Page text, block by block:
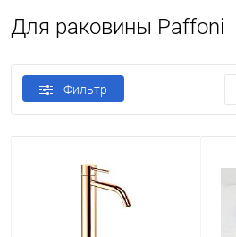
Для раковины Paffoni
Фильтр